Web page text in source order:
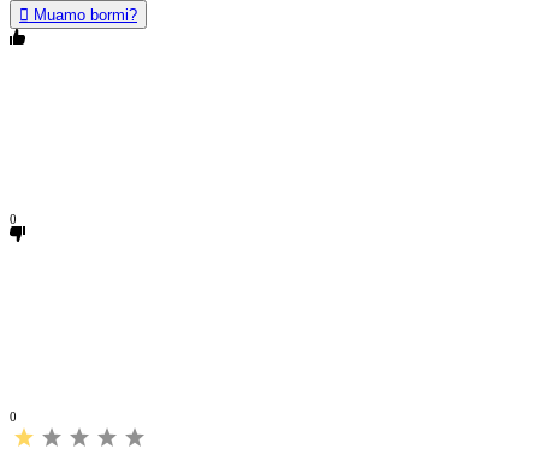
Muamo bormi?
0
0